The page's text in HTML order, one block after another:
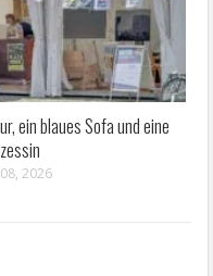
ein blaues Sofa und eine
2026